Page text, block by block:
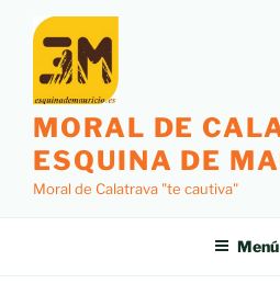
contenido
MORAL DE
ESQUINA DE
Moral de Calatrava "te cautiva"
Menú